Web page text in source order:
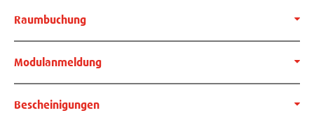
Raumbuchung
Modulanmeldung
Bescheinigungen